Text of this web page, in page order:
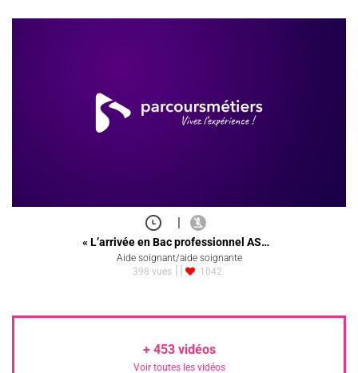
|
« L’arrivée en Bac professionnel AS…
Aide soignant/aide soignante
398 vues
1042
+ 453vidéos
Voir toutes les vidéos